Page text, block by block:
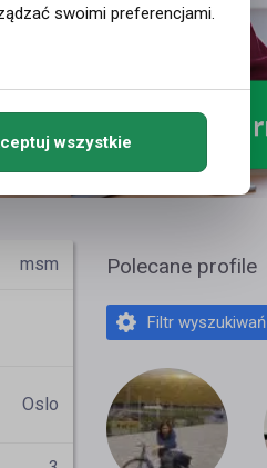
msm
Oslo
Polecane profile
Filtr wyszukiwań
swoimi preferencjami.
wszystkie